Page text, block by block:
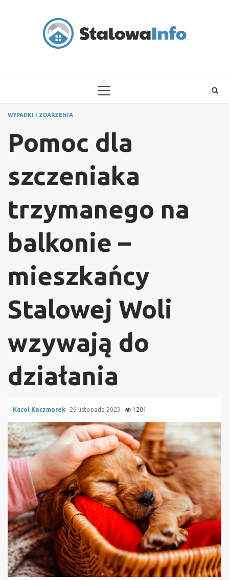
PRIMARY
WYPADKI I ZDARZENIA
Pomoc dla
szczeniaka
trzymanego na
balkonie –
mieszkańcy
Stalowej Woli
wzywają do
działania
Karol Kaczmarek 26 listopada 2023 1201